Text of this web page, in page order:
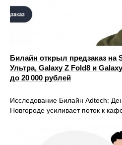
Билайн открыл предзаказ на
Ультра, Galaxy Z Fold8 и
до 20 000 рублей
Исследование Билайн Adtech:
Новгороде усиливает поток к